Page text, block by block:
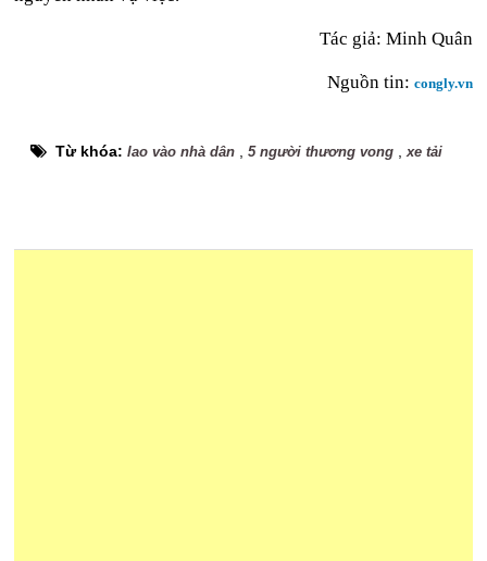
Tác giả: Minh Quân
Nguồn tin: congly.vn
Từ khóa:lao vào nhà dân ,5 người thương vong ,xe tải